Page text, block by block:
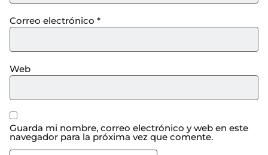
Correo electrónico *
Web
Guarda mi nombre, correo electrónico y web en este
navegador para la próxima vez que comente.